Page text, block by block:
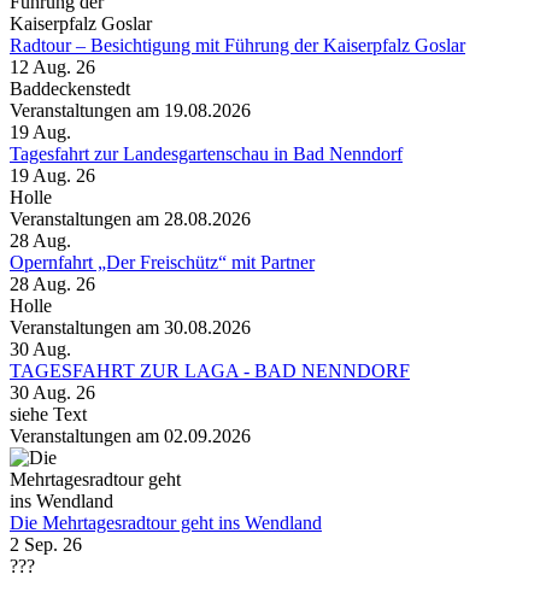
Radtour – Besichtigung mit Führung der Kaiserpfalz Goslar
12 Aug. 26
Baddeckenstedt
Veranstaltungen am 19.08.2026
19 Aug.
Tagesfahrt zur Landesgartenschau in Bad Nenndorf
19 Aug. 26
Holle
Veranstaltungen am 28.08.2026
28 Aug.
Opernfahrt „Der Freischütz“ mit Partner
28 Aug. 26
Holle
Veranstaltungen am 30.08.2026
30 Aug.
TAGESFAHRT ZUR LAGA - BAD NENNDORF
30 Aug. 26
siehe Text
Veranstaltungen am 02.09.2026
Die Mehrtagesradtour geht ins Wendland
2 Sep. 26
???